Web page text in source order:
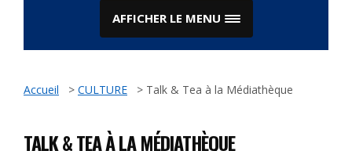
AFFICHER LE MENU
Accueil > CULTURE > Talk & Tea à la Médiathèque
TALK & TEA À LA MÉDIATHÈQUE